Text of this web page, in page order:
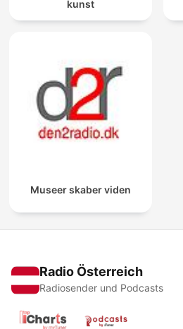
kunst
Museer skaber viden
Radio Österreich
Radiosender und Podcasts